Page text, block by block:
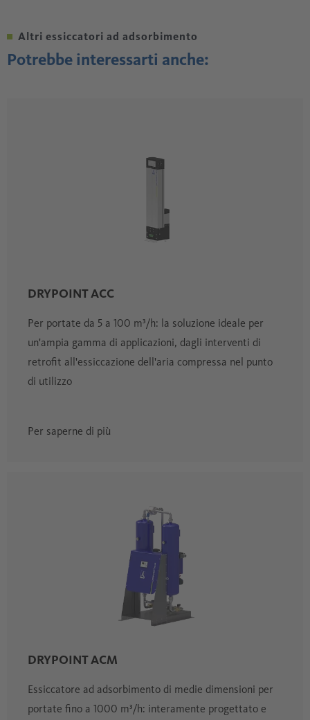
Altri essiccatori ad adsorbimento
Potrebbe interessarti anche:
DRYPOINT ACC
Per portate da 5 a 100 m³/h: la soluzione ideale per
un'ampia gamma di applicazioni, dagli interventi di
retrofit all'essiccazione dell'aria compressa nel punto
di utilizzo
Per saperne di più
DRYPOINT ACM
Essiccatore ad adsorbimento di medie dimensioni per
portate fino a 1000 m³/h: interamente progettato e